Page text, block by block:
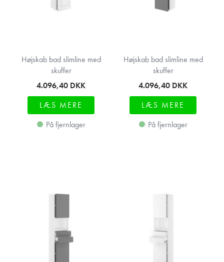
Højskab bad slimline med
skuffer
4.096,40 DKK
LÆS MERE
På fjernlager
Højskab bad slimline med
skuffer
4.096,40 DKK
LÆS MERE
På fjernlager